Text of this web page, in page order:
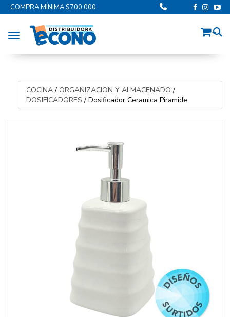
COMPRA MÍNIMA $700.000
Toggle navigation
COCINA/ ORGANIZACION Y ALMACENADO /
DOSIFICADORES / Dosificador Ceramica Piramide